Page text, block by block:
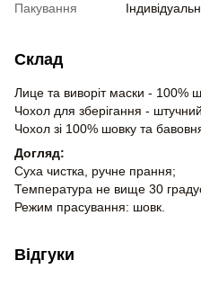
Пакування
Склад
Лице та виворіт маски - 100%
Чохол для зберігання -
Чохол зі 100% шовку та
Догляд:
Суха чистка, ручне прання;
Температура не вище 30
Режим прасування: шовк.
Відгуки